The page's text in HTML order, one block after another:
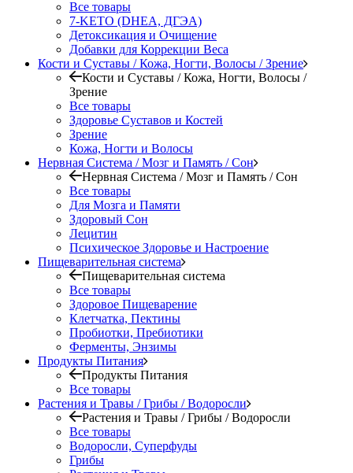
Все товары
7-KETO (DHEA, ДГЭА)
Детоксикация и Очищение
Добавки для Коррекции Веса
Кости и Суставы / Кожа, Ногти, Волосы / Зрение
Кости и Суставы / Кожа, Ногти, Волосы /
Зрение
Все товары
Здоровье Суставов и Костей
Зрение
Кожа, Ногти и Волосы
Нервная Система / Мозг и Память / Сон
Нервная Система / Мозг и Память / Сон
Все товары
Для Мозга и Памяти
Здоровый Сон
Лецитин
Психическое Здоровье и Настроение
Пищеварительная система
Пищеварительная система
Все товары
Здоровое Пищеварение
Клетчатка, Пектины
Пробиотки, Пребиотики
Ферменты, Энзимы
Продукты Питания
Продукты Питания
Все товары
Растения и Травы / Грибы / Водоросли
Растения и Травы / Грибы / Водоросли
Все товары
Водоросли, Суперфуды
Грибы